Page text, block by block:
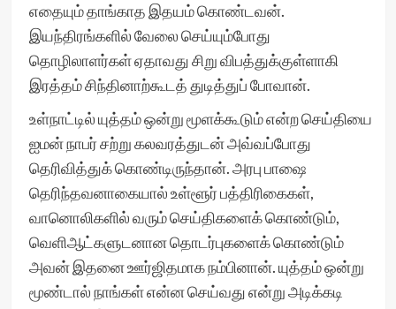
எதையும் தாங்காத இதயம் கொண்டவன்.
இயந்திரங்களில் வேலை செய்யும்போது
தொழிலாளர்கள் ஏதாவது சிறு விபத்துக்குள்ளாகி
இரத்தம் சிந்தினாற்கூடத் துடித்துப் போவான்.
உள்நாட்டில் யுத்தம் ஒன்று மூளக்கூடும் என்ற செய்தியை
ஐமன் நாபர் சற்று கலவரத்துடன் அவ்வப்போது
தெரிவித்துக் கொண்டிருந்தான். அரபு பாஷை
தெரிந்தவனாகையால் உள்ளூர் பத்திரிகைகள்,
வானொலிகளில் வரும் செய்திகளைக் கொண்டும்,
வெளிஆட்களுடனான தொடர்புகளைக் கொண்டும்
அவன் இதனை ஊர்ஜிதமாக நம்பினான். யுத்தம் ஒன்று
மூண்டால் நாங்கள் என்ன செய்வது என்று அடிக்கடி